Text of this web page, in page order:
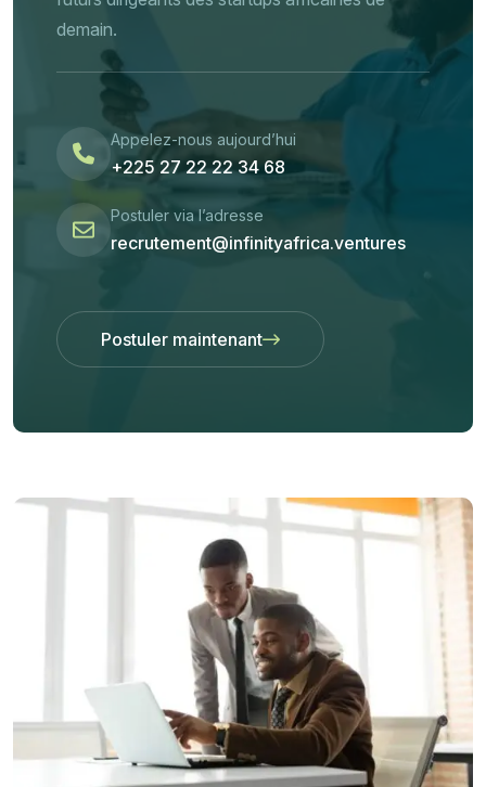
demain.
Appelez-nous aujourd’hui
+225 27 22 22 34 68
Postuler via l’adresse
recrutement@infinityafrica.ventures
Postuler maintenant
Postuler maintenant